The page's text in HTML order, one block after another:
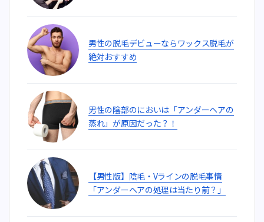
男性の脱毛デビューならワックス脱毛が
絶対おすすめ
男性の陰部のにおいは「アンダーヘアの
蒸れ」が原因だった？！
【男性版】陰毛・Vラインの脱毛事情
「アンダーヘアの処理は当たり前？」